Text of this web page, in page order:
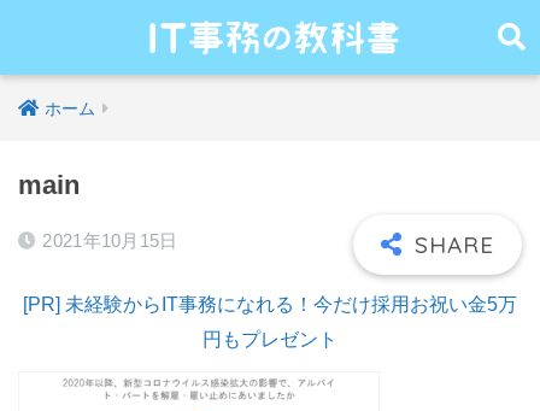
ホーム
main
2021年10月15日
[PR] 未経験からIT事務になれる！今だけ採用お祝い金5万
円もプレゼント